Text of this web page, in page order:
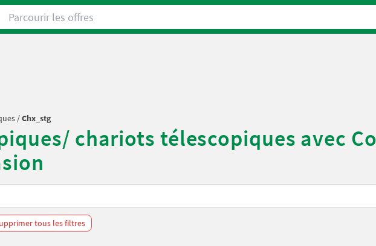
Parcourir les offres
/Chx_stg
chariots télescopiques avec
tous les filtres